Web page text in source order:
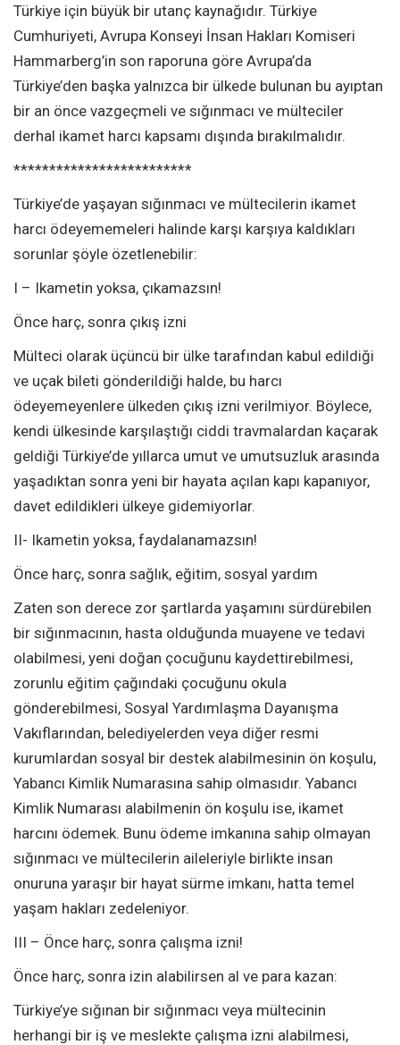
Türkiye için büyük bir utanç kaynağıdır. Türkiye
Cumhuriyeti, Avrupa Konseyi İnsan Hakları Komiseri
Hammarberg’in son raporuna göre Avrupa’da
Türkiye’den başka yalnızca bir ülkede bulunan bu ayıptan
bir an önce vazgeçmeli ve sığınmacı ve mülteciler
derhal ikamet harcı kapsamı dışında bırakılmalıdır.
*************************
Türkiye’de yaşayan sığınmacı ve mültecilerin ikamet
harcı ödeyememeleri halinde karşı karşıya kaldıkları
sorunlar şöyle özetlenebilir:
I – Ikametin yoksa, çıkamazsın!
Önce harç, sonra çıkış izni
Mülteci olarak üçüncü bir ülke tarafından kabul edildiği
ve uçak bileti gönderildiği halde, bu harcı
ödeyemeyenlere ülkeden çıkış izni verilmiyor. Böylece,
kendi ülkesinde karşılaştığı ciddi travmalardan kaçarak
geldiği Türkiye’de yıllarca umut ve umutsuzluk arasında
yaşadıktan sonra yeni bir hayata açılan kapı kapanıyor,
davet edildikleri ülkeye gidemiyorlar.
II- Ikametin yoksa, faydalanamazsın!
Önce harç, sonra sağlık, eğitim, sosyal yardım
Zaten son derece zor şartlarda yaşamını sürdürebilen
bir sığınmacının, hasta olduğunda muayene ve tedavi
olabilmesi, yeni doğan çocuğunu kaydettirebilmesi,
zorunlu eğitim çağındaki çocuğunu okula
gönderebilmesi, Sosyal Yardımlaşma Dayanışma
Vakıflarından, belediyelerden veya diğer resmi
kurumlardan sosyal bir destek alabilmesinin ön koşulu,
Yabancı Kimlik Numarasına sahip olmasıdır. Yabancı
Kimlik Numarası alabilmenin ön koşulu ise, ikamet
harcını ödemek. Bunu ödeme imkanına sahip olmayan
sığınmacı ve mültecilerin aileleriyle birlikte insan
onuruna yaraşır bir hayat sürme imkanı, hatta temel
yaşam hakları zedeleniyor.
III – Önce harç, sonra çalışma izni!
Önce harç, sonra izin alabilirsen al ve para kazan:
Türkiye’ye sığınan bir sığınmacı veya mültecinin
herhangi bir iş ve meslekte çalışma izni alabilmesi,